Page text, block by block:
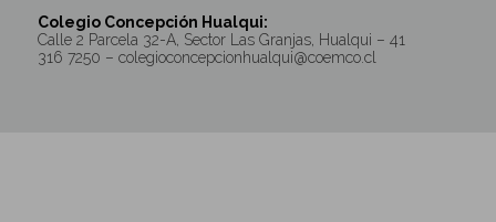
Colegio Concepción Hualqui:
Calle 2 Parcela 32-A, Sector Las Granjas, Hualqui – 41
316 7250 – colegioconcepcionhualqui@coemco.cl